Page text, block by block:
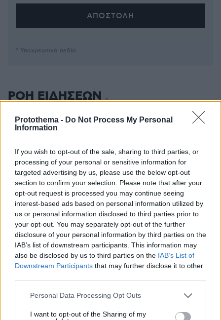
Protothema - Do Not Process My Personal
Information
If you wish to opt-out of the sale, sharing to third parties, or
processing of your personal or sensitive information for
targeted advertising by us, please use the below opt-out
section to confirm your selection. Please note that after your
opt-out request is processed you may continue seeing
interest-based ads based on personal information utilized by
us or personal information disclosed to third parties prior to
your opt-out. You may separately opt-out of the further
disclosure of your personal information by third parties on the
IAB’s list of downstream participants. This information may
also be disclosed by us to third parties on the IAB’s List of
Downstream Participants that may further disclose it to other
Please note that this website/app uses one or more Google
not limited to your visit or usage behaviour. You may click to
Personal Data Processing Opt Outs
I want to opt-out of the Sharing of my
* Υποχρεωτικά πεδία
ΡΟΗ ΕΙΔΗΣΕΩΝ
Ειδήσεις Δημοφιλή Σχολιασμένα
Χιροσίμα 6 Αυγούστου 1945: Όταν το «Μικρό Αγόρι»
σκότωσε 80.000 ανθρώπους
Συνεδριάζει υπό τον Μητσοτάκη η Κυβερνητική
Επιτροπή Βιομηχανίας, στο τραπέζι η επόμενη φάση της
παραγωγικής στρατηγικής
πριν 10 λεπτά
4 μύθοι για τη συμπεριφορά του σκύλου που θα σας
εκπλήξουν
πριν 12 λεπτά
Το Ιράν πετά το μπαλάκι στις ΗΠΑ για το Ορμούζ: Το
μετά τη συμφωνία με το Ομάν
πριν 16 λεπτά
O Τραμπ ξεκίνησε τις επιθέσεις κατά του Αμπντούλ Ελ
πριν 19 λεπτά